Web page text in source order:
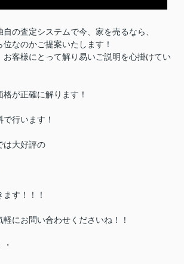
の査定システムで今、家を売るなら、
なのかご提案いたします！
お客様にとって解り易いご説明を心掛けてい
が正確に解ります！
行います！
は大好評の
ます！！！
にお問い合わせくださいね！！